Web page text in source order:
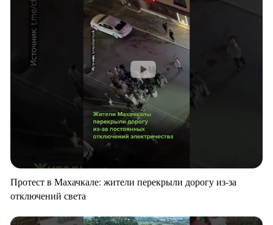
Протест в Махачкале: жители перекрыли дорогу из-за
отключений света